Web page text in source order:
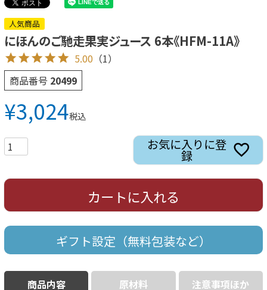
人気商品
にほんのご馳走果実ジュース 6本《HFM-11A》
5.00 （1）
商品番号 20499
¥3,024税込
お気に入りに登
録
カートに入れる
ギフト設定（無料包装など）
商品内容 原材料 注意事項ほか